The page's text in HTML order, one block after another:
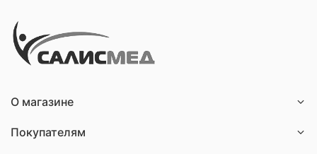
О магазине
Покупателям